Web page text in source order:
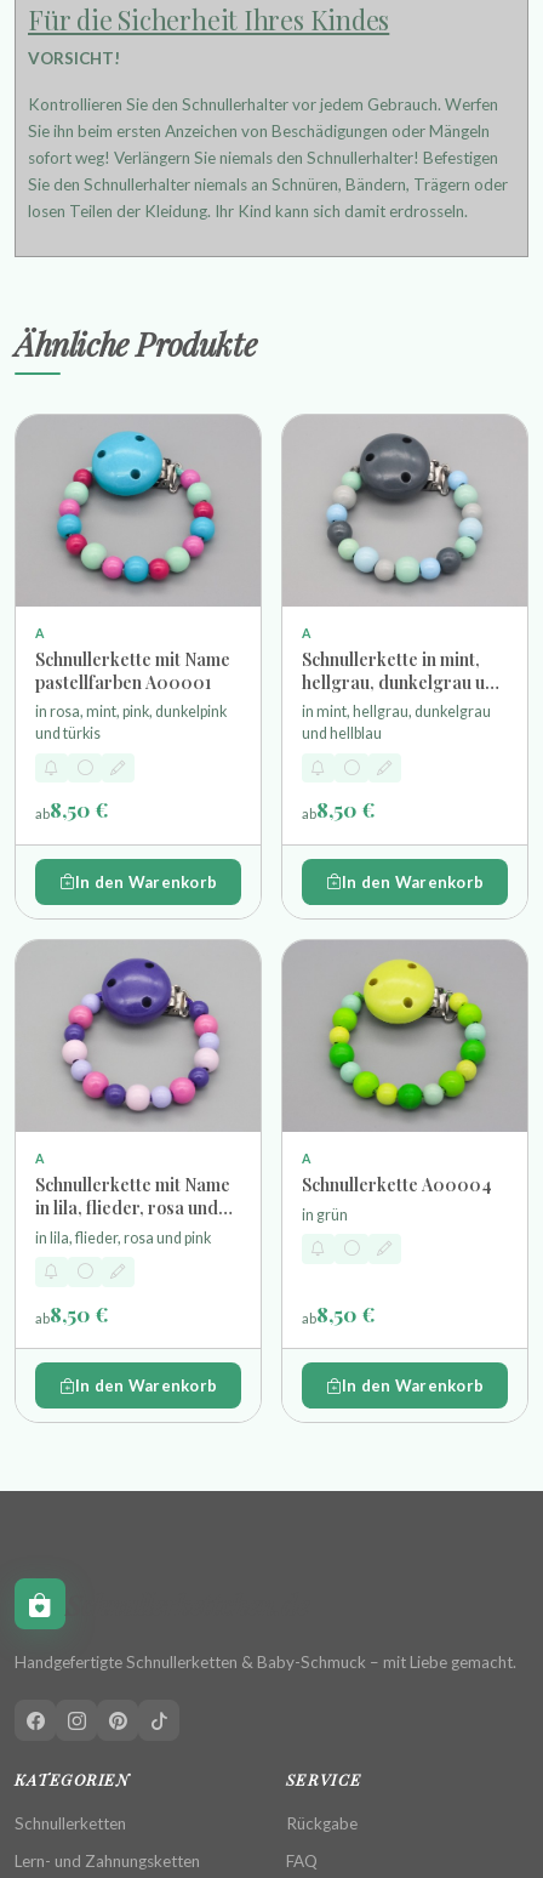
Für die Sicherheit Ihres Kindes
VORSICHT!
Kontrollieren Sie den Schnullerhalter vor jedem Gebrauch. Werfen
Sie ihn beim ersten Anzeichen von Beschädigungen oder Mängeln
sofort weg! Verlängern Sie niemals den Schnullerhalter! Befestigen
Sie den Schnullerhalter niemals an Schnüren, Bändern, Trägern oder
losen Teilen der Kleidung. Ihr Kind kann sich damit erdrosseln.
Ähnliche Produkte
A
Schnullerkette mit Name
pastellfarben A00001
in rosa, mint, pink, dunkelpink
und türkis
ab8,50 €
In den Warenkorb
A
Schnullerkette in mint,
hellgrau, dunkelgrau und
hellblau
in mint, hellgrau, dunkelgrau
und hellblau
ab8,50 €
In den Warenkorb
A
Schnullerkette mit Name
in lila, flieder, rosa und
pink
in lila, flieder, rosa und pink
ab8,50 €
In den Warenkorb
A
Schnullerkette A00004
in grün
ab8,50 €
In den Warenkorb
Handgefertigte Schnullerketten & Baby-Schmuck – mit Liebe gemacht.
KATEGORIEN
Schnullerketten
Lern- und Zahnungsketten
SERVICE
Rückgabe
FAQ